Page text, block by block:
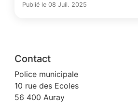
Publié le 08 Juil. 2025
Contact
Police municipale
10 rue des Ecoles
56 400 Auray